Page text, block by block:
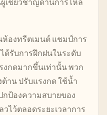
องทรีตเมนต์ แชมป์การ
รับการฝึกฝนในระดับ
งกดมากขึ้นเท่านั้น พวก
าน ปรับแรงกด ใช้น้ำ
ป้องความสบายของ
ไว้ตลอดระยะเวลาการ